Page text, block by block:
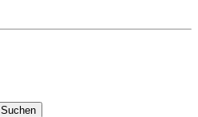
Suchen